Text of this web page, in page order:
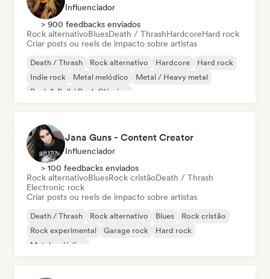
Influenciador
> 900 feedbacks enviados
Rock alternativoBluesDeath / ThrashHardcoreHard rock
Criar posts ou reels de impacto sobre artistas
Death / Thrash Rock alternativo Hardcore
Hard rock
Indie rock
Metal melódico
Metal / Heavy metal
Rock & Roll / Rock Clássico
Jana Guns - Content Creator
Influenciador
> 100 feedbacks enviados
Rock alternativoBluesRock cristãoDeath / Thrash
Electronic rock
Criar posts ou reels de impacto sobre artistas
Death / Thrash Rock alternativo Blues
Rock cristão
Rock experimental
Garage rock
Hard rock
Metal melódico